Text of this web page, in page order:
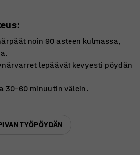
noin 90 asteen kulmassa,
lepäävät kevyesti pöydän
30–60 minuutin välein.
TYÖPÖYDÄN